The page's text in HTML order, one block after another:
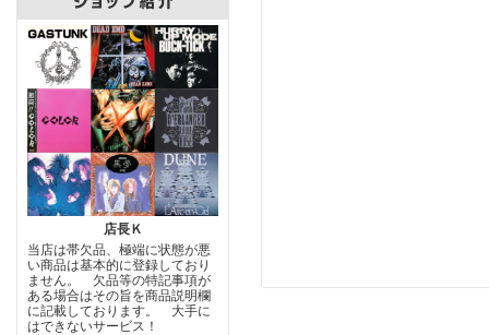
店長Ｋ
当店は帯欠品、極端に状態が悪
い商品は基本的に登録しており
ません。 欠品等の特記事項が
ある場合はその旨を商品説明欄
に記載しております。 大手に
はできないサービス！